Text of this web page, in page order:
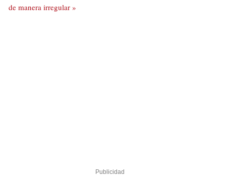
de manera irregular »
Publicidad